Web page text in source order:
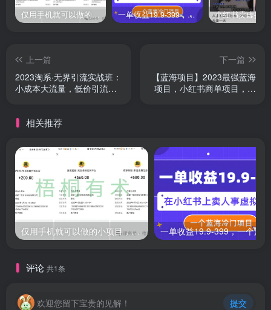
仅用手机就可以做的小项目，当天就能见钱，每天100-300 一单收益19.9-399，一个蓝海冷门项目，在小红书上卖人事虚拟资料
上一篇
2023淘系·无界引流实战班：
小成本大流量，低价引流快
下一篇
【蓝海项目】2023最强蓝海
项目，小红书商单项目，没
相关推荐
仅用手机就可以做的小项目，当天就能见钱，每天100-300
评论 共1条
欢迎您留下宝贵的见解！ 提交